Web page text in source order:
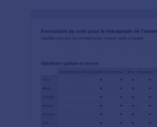
aucun codage, vous pouvez
les échelles d'évaluation, et
d'autres comptes, n'hésitez
nos 100+ applications
Drive, Dropbox et Box. Avec